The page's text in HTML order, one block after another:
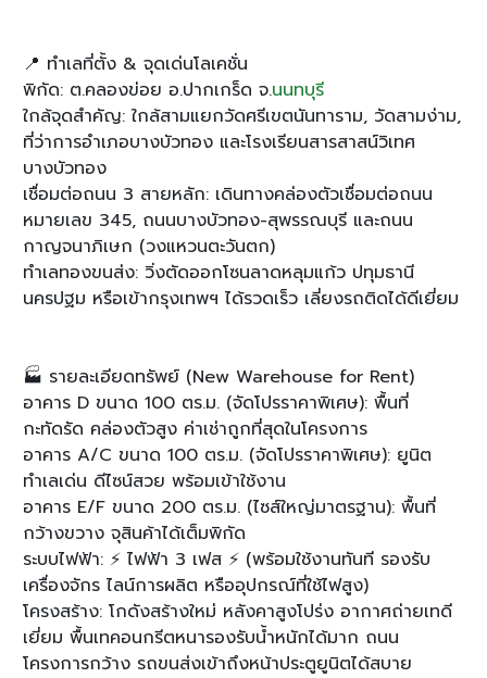
📍 ทำเลที่ตั้ง & จุดเด่นโลเคชั่น
พิกัด: ต.คลองข่อย อ.ปากเกร็ด จ.นนทบุรี
ใกล้จุดสำคัญ: ใกล้สามแยกวัดศรีเขตนันทาราม, วัดสามง่าม,
ที่ว่าการอำเภอบางบัวทอง และโรงเรียนสารสาสน์วิเทศ
บางบัวทอง
เชื่อมต่อถนน 3 สายหลัก: เดินทางคล่องตัวเชื่อมต่อถนน
หมายเลข 345, ถนนบางบัวทอง-สุพรรณบุรี และถนน
กาญจนาภิเษก (วงแหวนตะวันตก)
ทำเลทองขนส่ง: วิ่งตัดออกโซนลาดหลุมแก้ว ปทุมธานี
นครปฐม หรือเข้ากรุงเทพฯ ได้รวดเร็ว เลี่ยงรถติดได้ดีเยี่ยม
🏭 รายละเอียดทรัพย์ (New Warehouse for Rent)
อาคาร D ขนาด 100 ตร.ม. (จัดโปรราคาพิเศษ): พื้นที่
กะทัดรัด คล่องตัวสูง ค่าเช่าถูกที่สุดในโครงการ
อาคาร A/C ขนาด 100 ตร.ม. (จัดโปรราคาพิเศษ): ยูนิต
ทำเลเด่น ดีไซน์สวย พร้อมเข้าใช้งาน
อาคาร E/F ขนาด 200 ตร.ม. (ไซส์ใหญ่มาตรฐาน): พื้นที่
กว้างขวาง จุสินค้าได้เต็มพิกัด
ระบบไฟฟ้า: ⚡ ไฟฟ้า 3 เฟส ⚡ (พร้อมใช้งานทันที รองรับ
เครื่องจักร ไลน์การผลิต หรืออุปกรณ์ที่ใช้ไฟสูง)
โครงสร้าง: โกดังสร้างใหม่ หลังคาสูงโปร่ง อากาศถ่ายเทดี
เยี่ยม พื้นเทคอนกรีตหนารองรับน้ำหนักได้มาก ถนน
โครงการกว้าง รถขนส่งเข้าถึงหน้าประตูยูนิตได้สบาย